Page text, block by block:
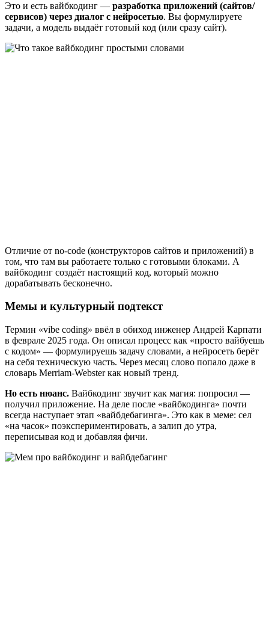
Это и есть вайбкодинг — разработка приложений (сайтов/
сервисов) через диалог с нейросетью. Вы формулируете
задачи, а модель выдаёт готовый код (или сразу сайт).
Отличие от no-code (конструкторов сайтов и приложений) в
том, что там вы работаете только с готовыми блоками. А
вайбкодинг создаёт настоящий код, который можно
дорабатывать бесконечно.
Мемы и культурный подтекст
Термин «vibe coding» ввёл в обиход инженер Андрей Карпати
в феврале 2025 года. Он описал процесс как «просто вайбуешь
с кодом» — формулируешь задачу словами, а нейросеть берёт
на себя техническую часть. Через месяц слово попало даже в
словарь Merriam-Webster как новый тренд.
Но есть нюанс. Вайбкодинг звучит как магия: попросил —
получил приложение. На деле после «вайбкодинга» почти
всегда наступает этап «вайбдебагинга». Это как в меме: сел
«на часок» поэкспериментировать, а залип до утра,
переписывая код и добавляя фичи.